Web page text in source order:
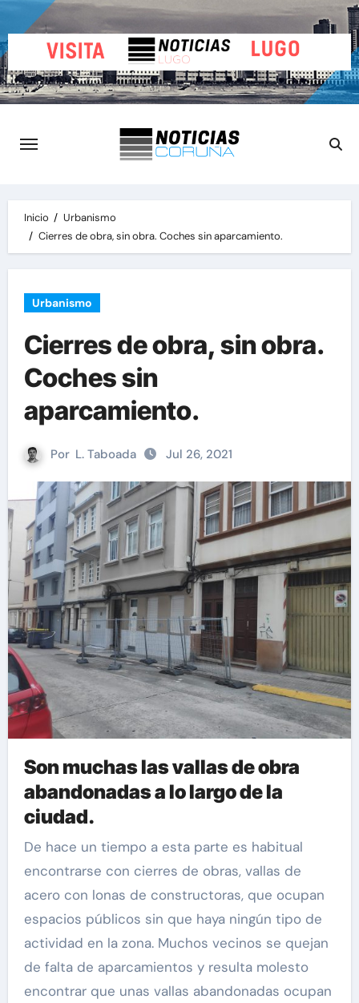
al
contenido
Inicio
Urbanismo
Cierres de obra, sin obra. Coches sin aparcamiento.
Urbanismo
Cierres de obra, sin obra.
Coches sin
aparcamiento.
Por L. Taboada Jul 26, 2021
Son muchas las vallas de obra
abandonadas a lo largo de la
ciudad.
De hace un tiempo a esta parte es habitual
encontrarse con cierres de obras, vallas de
acero con lonas de constructoras, que ocupan
espacios públicos sin que haya ningún tipo de
actividad en la zona. Muchos vecinos se quejan
de falta de aparcamientos y resulta molesto
encontrar que unas vallas abandonadas ocupan